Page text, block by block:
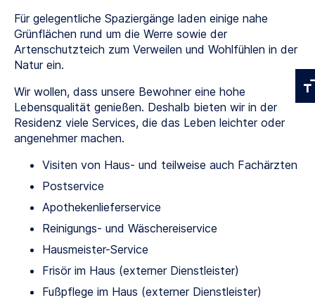
Für gelegentliche Spaziergänge laden einige nahe
Grünflächen rund um die Werre sowie der
Artenschutzteich zum Verweilen und Wohlfühlen in der
Natur ein.
Wir wollen, dass unsere Bewohner eine hohe
Lebensqualität genießen. Deshalb bieten wir in der
Residenz viele Services, die das Leben leichter oder
angenehmer machen.
Visiten von Haus- und teilweise auch Fachärzten
Postservice
Apothekenlieferservice
Reinigungs- und Wäschereiservice
Hausmeister-Service
Frisör im Haus (externer Dienstleister)
Fußpflege im Haus (externer Dienstleister)